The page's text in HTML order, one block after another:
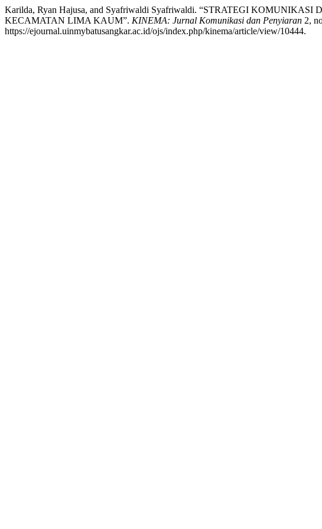
Karilda, Ryan Hajusa, and Syafriwaldi Syafriwaldi. “STRATEGI
KECAMATAN LIMA KAUM”. KINEMA: Jurnal Komunikasi dan Penyiaran 2,
https://ejournal.uinmybatusangkar.ac.id/ojs/index.php/kinema/article/view/10444.